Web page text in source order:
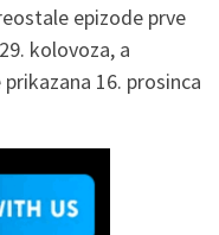
epizode prve
kolovoza, a
16. prosinca